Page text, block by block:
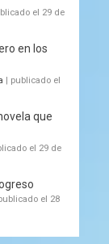
el 29 de
en los
| publicado el
que
el 29 de
el 28